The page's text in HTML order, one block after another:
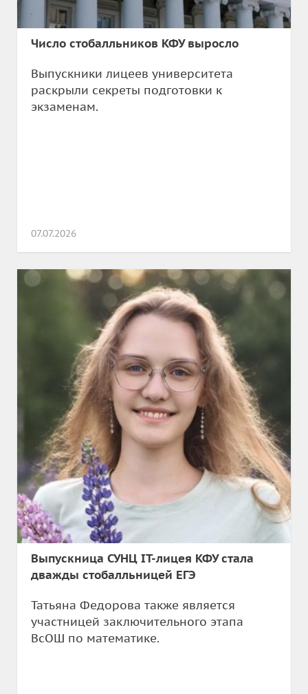
Число стобалльников КФУ выросло
Выпускники лицеев университета
раскрыли секреты подготовки к
экзаменам.
07.07.2026
Выпускница СУНЦ IT-лицея КФУ стала
дважды стобалльницей ЕГЭ
Татьяна Федорова также является
участницей заключительного этапа
ВсОШ по математике.